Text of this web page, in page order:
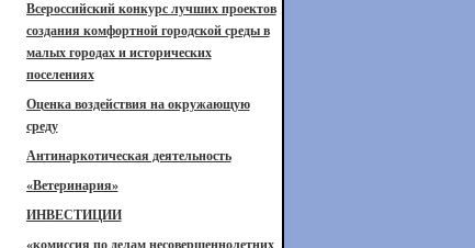
Всероссийский конкурс лучших проектов
создания комфортной городской среды в
малых городах и исторических
поселениях
Оценка воздействия на окружающую
среду
Антинаркотическая деятельность
«Ветеринария»
ИНВЕСТИЦИИ
«комиссия по делам несовершеннолетних